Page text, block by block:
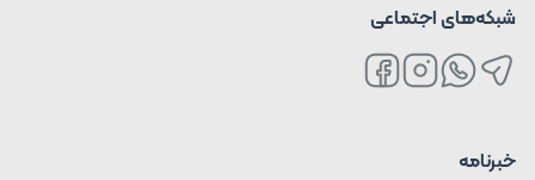
شبکه‌های اجتماعی
خبرنامه